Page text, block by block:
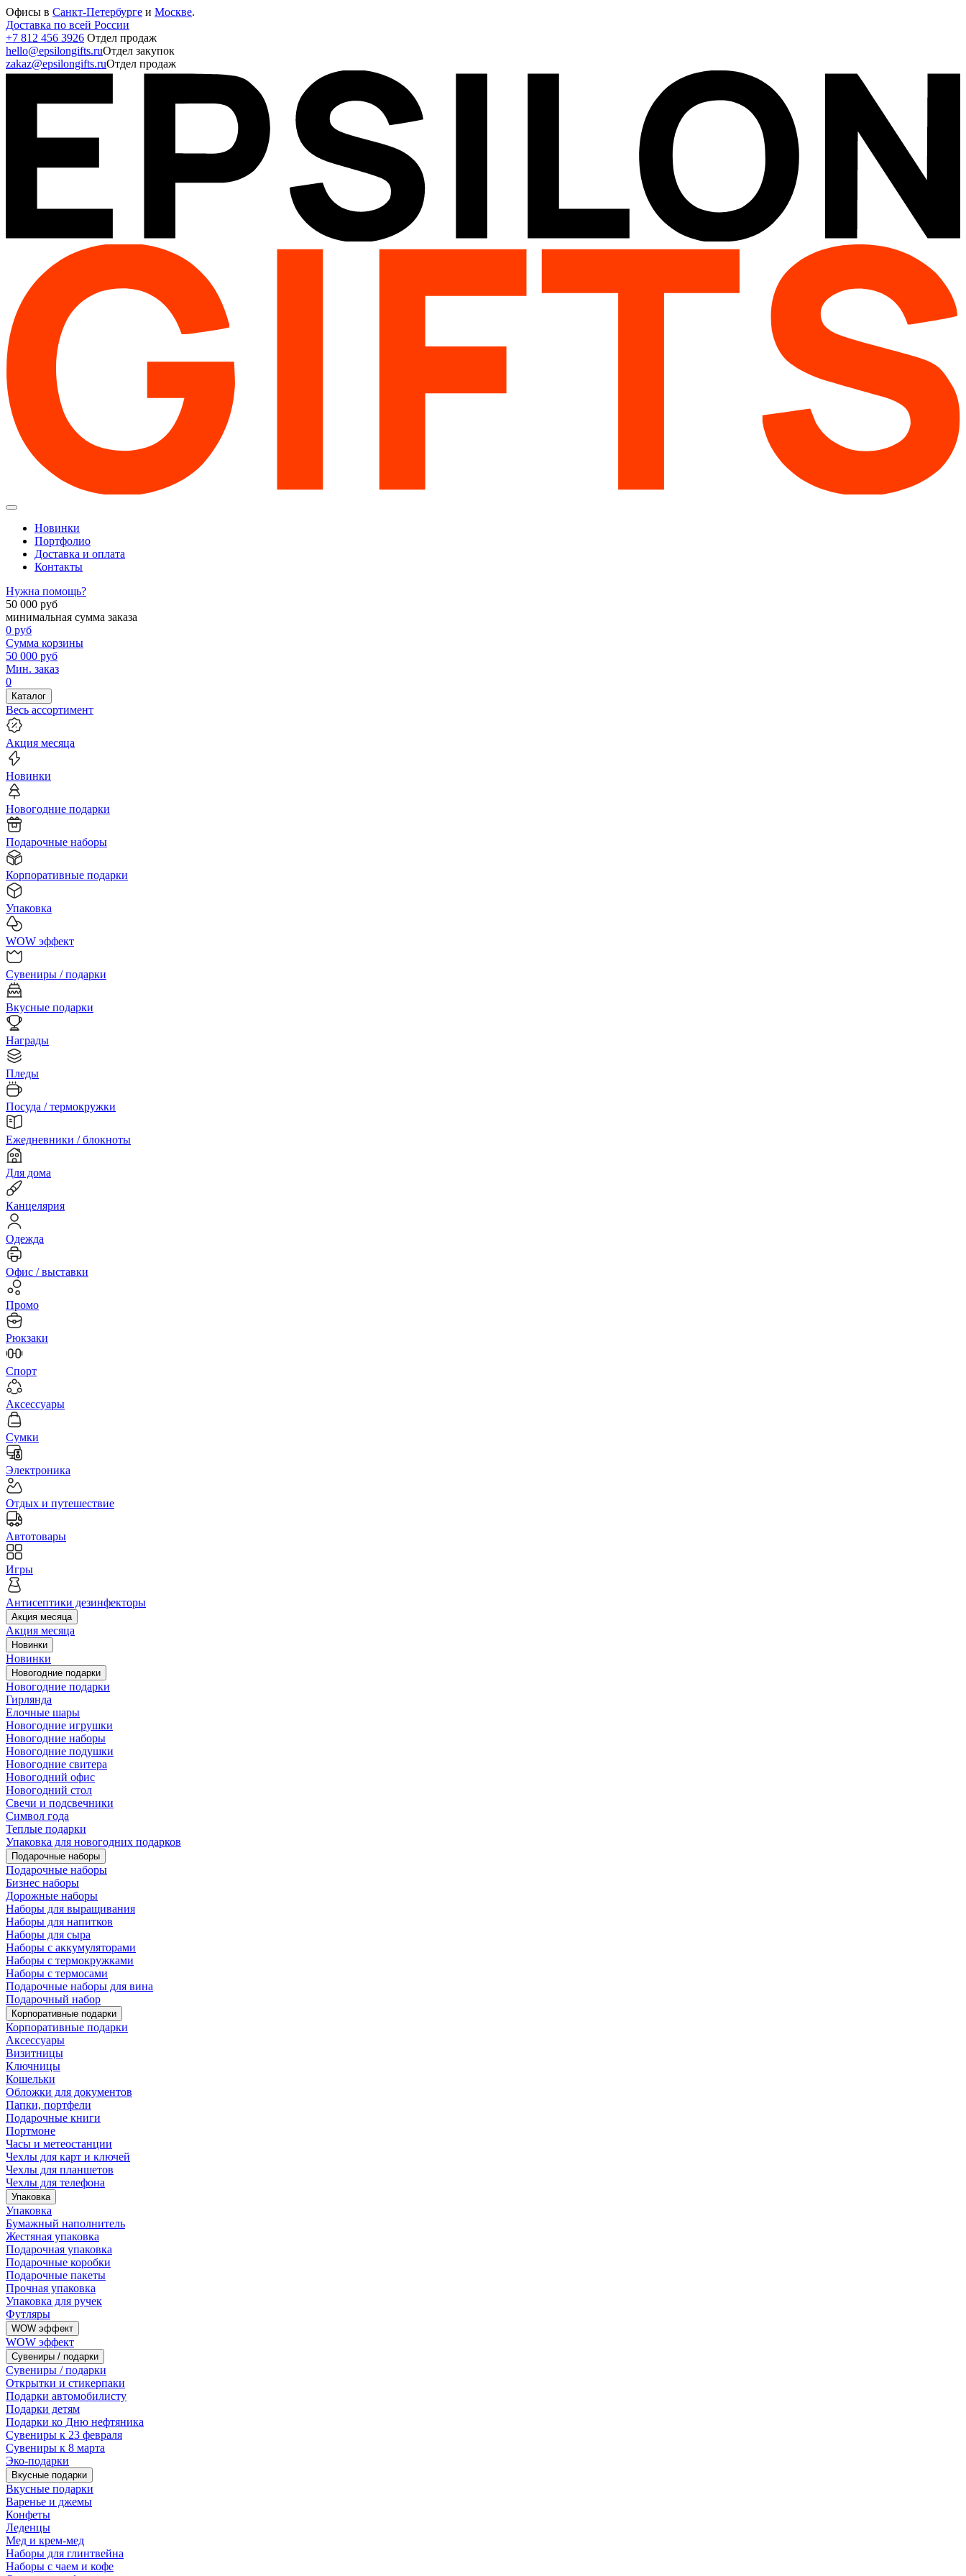
Офисы в Санкт-Петербурге и Москве.
Доставка по всей России
+7 812 456 3926 Отдел продаж
hello@epsilongifts.ruОтдел закупок
zakaz@epsilongifts.ruОтдел продаж
Новинки
Портфолио
Доставка и оплата
Контакты
Нужна помощь?
50 000 руб
минимальная сумма заказа
0 руб
Сумма корзины
50 000 руб
Мин. заказ
0
Каталог
Весь ассортимент
Акция месяца
Новинки
Новогодние подарки
Подарочные наборы
Корпоративные подарки
Упаковка
WOW эффект
Сувениры / подарки
Вкусные подарки
Награды
Пледы
Посуда / термокружки
Ежедневники / блокноты
Для дома
Канцелярия
Одежда
Офис / выставки
Промо
Рюкзаки
Спорт
Аксессуары
Сумки
Электроника
Отдых и путешествие
Автотовары
Игры
Антисептики дезинфекторы
Акция месяца
Акция месяца
Новинки
Новинки
Новогодние подарки
Новогодние подарки
Гирлянда
Елочные шары
Новогодние игрушки
Новогодние наборы
Новогодние подушки
Новогодние свитера
Новогодний офис
Новогодний стол
Свечи и подсвечники
Символ года
Теплые подарки
Упаковка для новогодних подарков
Подарочные наборы
Подарочные наборы
Бизнес наборы
Дорожные наборы
Наборы для выращивания
Наборы для напитков
Наборы для сыра
Наборы с аккумуляторами
Наборы с термокружками
Наборы с термосами
Подарочные наборы для вина
Подарочный набор
Корпоративные подарки
Корпоративные подарки
Аксессуары
Визитницы
Ключницы
Кошельки
Обложки для документов
Папки, портфели
Подарочные книги
Портмоне
Часы и метеостанции
Чехлы для карт и ключей
Чехлы для планшетов
Чехлы для телефона
Упаковка
Упаковка
Бумажный наполнитель
Жестяная упаковка
Подарочная упаковка
Подарочные коробки
Подарочные пакеты
Прочная упаковка
Упаковка для ручек
Футляры
WOW эффект
WOW эффект
Сувениры / подарки
Сувениры / подарки
Открытки и стикерпаки
Подарки автомобилисту
Подарки детям
Подарки ко Дню нефтяника
Сувениры к 23 февраля
Сувениры к 8 марта
Эко-подарки
Вкусные подарки
Вкусные подарки
Варенье и джемы
Конфеты
Леденцы
Мед и крем-мед
Наборы для глинтвейна
Наборы с чаем и кофе